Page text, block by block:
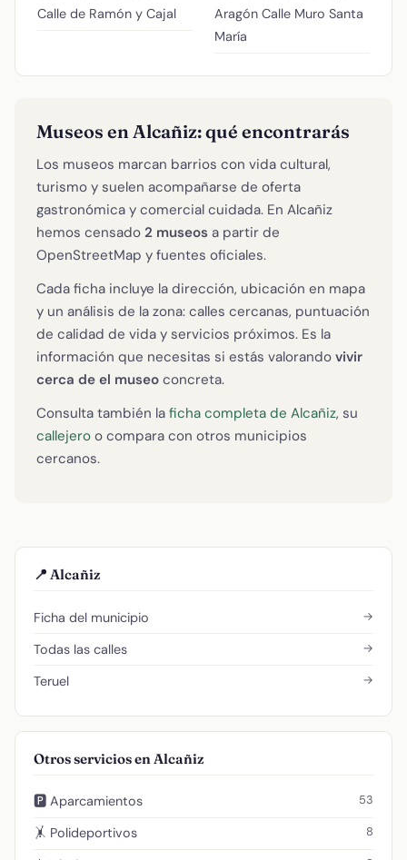
Calle de Ramón y Cajal
Aragón Calle Muro Santa
María
Museos en Alcañiz: qué encontrarás
Los museos marcan barrios con vida cultural,
turismo y suelen acompañarse de oferta
gastronómica y comercial cuidada. En Alcañiz
hemos censado 2 museos a partir de
OpenStreetMap y fuentes oficiales.
Cada ficha incluye la dirección, ubicación en mapa
y un análisis de la zona: calles cercanas, puntuación
de calidad de vida y servicios próximos. Es la
información que necesitas si estás valorando vivir
cerca de el museo concreta.
Consulta también la ficha completa de Alcañiz, su
callejero o compara con otros municipios
cercanos.
📍 Alcañiz
Ficha del municipio →
Todas las calles →
Teruel →
Otros servicios en Alcañiz
🅿️ Aparcamientos 53
🤸 Polideportivos 8